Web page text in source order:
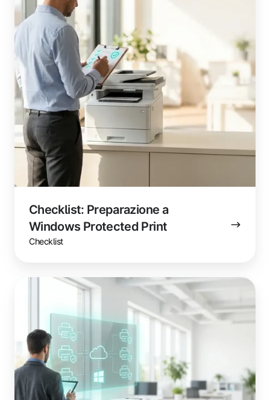
Checklist: Preparazione a
Windows Protected Print
Checklist
Protected
Print
vostro
parco
stampanti
(percorso